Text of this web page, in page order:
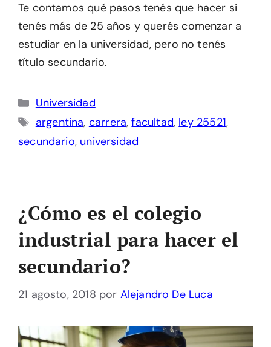
Te contamos qué pasos tenés que hacer si
tenés más de 25 años y querés comenzar a
estudiar en la universidad, pero no tenés
título secundario.
Categorías
Universidad
Etiquetas
argentina, carrera,facultad, ley 25521,
secundario, universidad
¿Cómo es el colegio
industrial para hacer el
secundario?
21 agosto, 2018 por Alejandro De Luca